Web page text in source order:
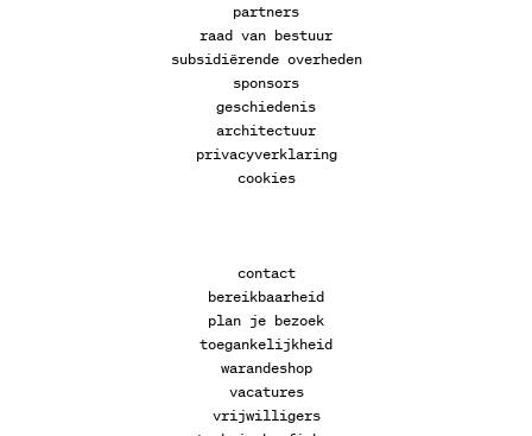
partners
raad van bestuur
subsidiërende overheden
sponsors
geschiedenis
architectuur
privacyverklaring
cookies
contact
bereikbaarheid
plan je bezoek
toegankelijkheid
warandeshop
vacatures
vrijwilligers